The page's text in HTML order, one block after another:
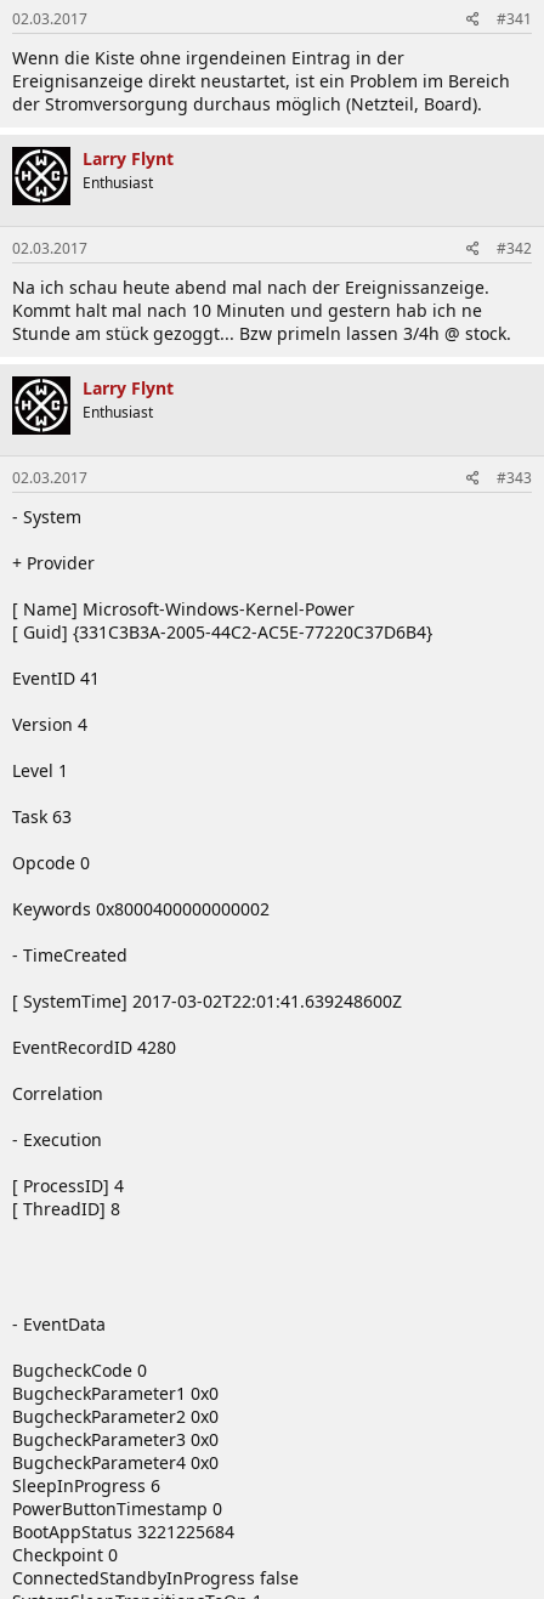
F4
(Changes: Enhanced OC & Memory Compatibility)
F5(Changes: CPU Microcode Update)
F6(Changes: G3258 Overclocking, Improve SSD
Performance)
F7e(Changes: Beta, Support future NVMe SSD drive)
anschließend kein Downgrade mehr möglich!
F8(Changes: Enhanced 5th Gen Core
4. Unofficial BIOS Downloads (Nutzung auf eigene Gefahr,
Garantieverlust!
Spoiler
News & Reviews
HARDWARELUXX Review
Test
Hardwareluxx News:
Gigabyte zeigt Intel Z97-Mainboards
Hardwareluxx News:Computex 2014: Gigabyte zeigt das GA-
Z97X-SOC Force LN2
International Reviews
01)Hartware.net
02)Tweakpc
04)ProClockers
06)Pclab.pl
08)
10)Benchmark.rs
12)PC Perspective
14)pctuning.tyden.cz
Modelle)
17)Legit Reviews
19)HotHardware(Vergleichstest, 5 Modelle)
21)Z97 Motherboard LN2 Roundup @ Hardware.Info United
ASUS Maximus VII Gene
Gigabyte Z97X-SOC Force
MSI Z97 XPower AC
1)CPU-Kühler
Hersteller Modell @ Preisvergleich | Quelle |
kompatibel| Einschränkungen / Anmerkungen
Hersteller Modell @ Preisvergleich | Quelle |
inkompatibel| Grund
be quiet! Dark Rock Pro 3
Prolimatech Megahalems (alle Modelle, ab Rev 2)
User:emissary42
Thermalright Archon SB-E / IB-E (X2)
emissary42
Zero Infinity Phantom Knight
02.03.2017 #341
Wenn die Kiste ohne irgendeinen Eintrag in der
Ereignisanzeige direkt neustartet, ist ein Problem im Bereich
der Stromversorgung durchaus möglich (Netzteil, Board).
Larry Flynt
Enthusiast
02.03.2017 #342
Na ich schau heute abend mal nach der Ereignissanzeige.
Kommt halt mal nach 10 Minuten und gestern hab ich ne
Stunde am stück gezoggt... Bzw primeln lassen 3/4h @ stock.
Larry Flynt
Enthusiast
02.03.2017 #343
- System
+ Provider
[ Name] Microsoft-Windows-Kernel-Power
[ Guid] {331C3B3A-2005-44C2-AC5E-77220C37D6B4}
EventID 41
Version 4
Level 1
Task 63
Opcode 0
Keywords 0x8000400000000002
- TimeCreated
[ SystemTime] 2017-03-02T22:01:41.639248600Z
EventRecordID 4280
Correlation
- Execution
[ ProcessID] 4
[ ThreadID] 8
- EventData
BugcheckCode 0
BugcheckParameter1 0x0
BugcheckParameter2 0x0
BugcheckParameter3 0x0
BugcheckParameter4 0x0
SleepInProgress 6
PowerButtonTimestamp 0
BootAppStatus 3221225684
Checkpoint 0
ConnectedStandbyInProgress false